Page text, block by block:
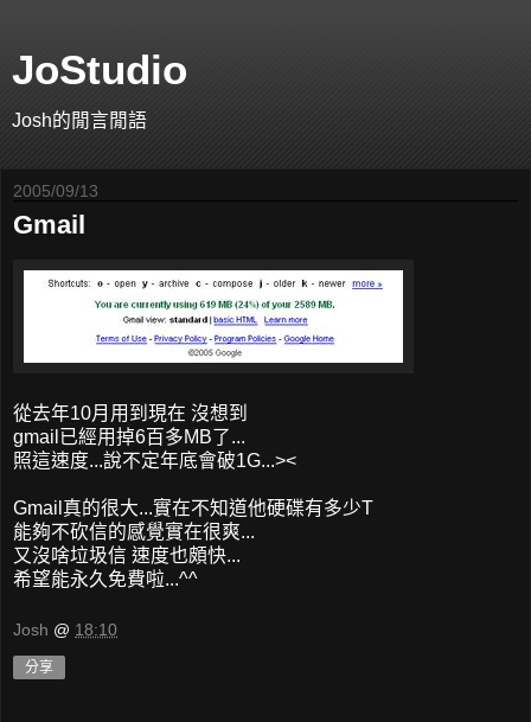
JoStudio
Josh的閒言閒語
2005/09/13
Gmail
從去年10月用到現在 沒想到
gmail已經用掉6百多MB了...
照這速度...說不定年底會破1G...><
Gmail真的很大...實在不知道他硬碟有多少T
能夠不砍信的感覺實在很爽...
又沒啥垃圾信 速度也頗快...
希望能永久免費啦...^^
Josh @ 18:10
分享